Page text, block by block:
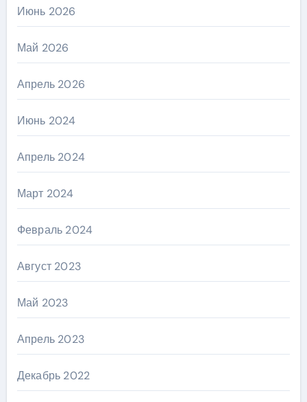
Июнь 2026
Май 2026
Апрель 2026
Июнь 2024
Апрель 2024
Март 2024
Февраль 2024
Август 2023
Май 2023
Апрель 2023
Декабрь 2022